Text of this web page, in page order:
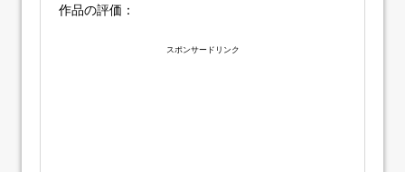
作品の評価：
スポンサードリンク